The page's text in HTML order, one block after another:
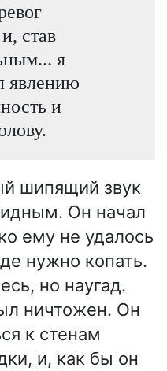
став
я
явлению
и
шипящий звук
Он начал
ему не удалось
нужно копать.
но наугад.
ничтожен. Он
к стенам
и, как бы он